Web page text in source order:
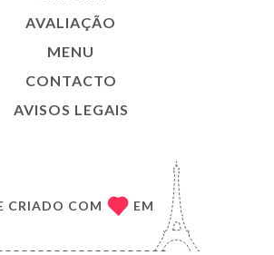
AVALIAÇÃO
MENU
CONTACTO
AVISOS LEGAIS
CRIADO COM EM